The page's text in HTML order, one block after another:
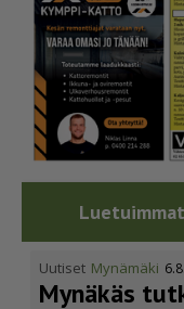
Luetuimmat
Uutiset Mynämäki
Mynäkäs